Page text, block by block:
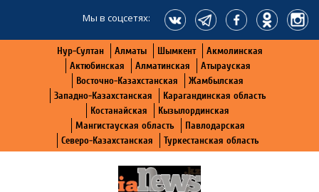
Мы в соцсетях:
Нур-Султан Алматы Шымкент
Акмолинская
Актюбинская
Алматинская
Атырауская
Восточно-Казахстанская
Жамбылская
Западно-Казахстанская
Карагандинская область
Костанайская
Кызылординская
Мангистауская область
Павлодарская
Северо-Казахстанская
Туркестанская область